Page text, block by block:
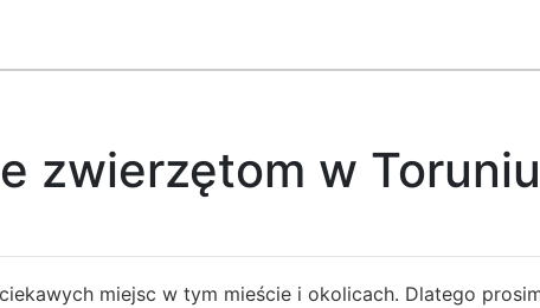
zwierzętom w Toruniu
miejsc w tym mieście i okolicach. Dlatego